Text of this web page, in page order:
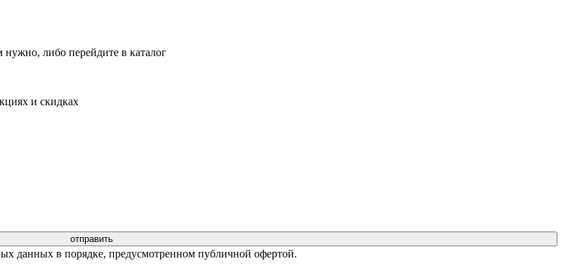
нужно, либо перейдите в каталог
и скидках
данных в порядке, предусмотренном публичной офертой.